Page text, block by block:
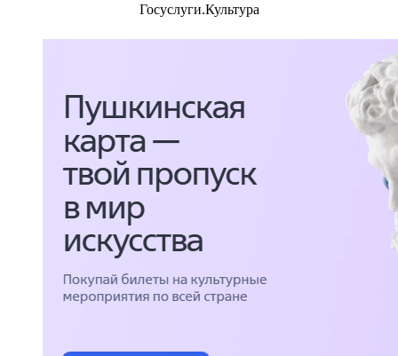
Госуслуги.Культура